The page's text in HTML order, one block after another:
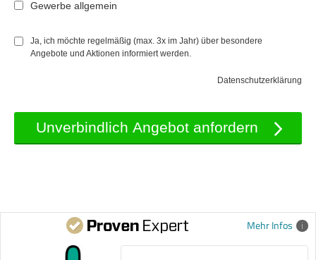
Gewerbe allgemein
Ja, ich möchte regelmäßig (max. 3x im Jahr) über besondere
Angebote und Aktionen informiert werden.
Datenschutzerklärung
Mehr Infos